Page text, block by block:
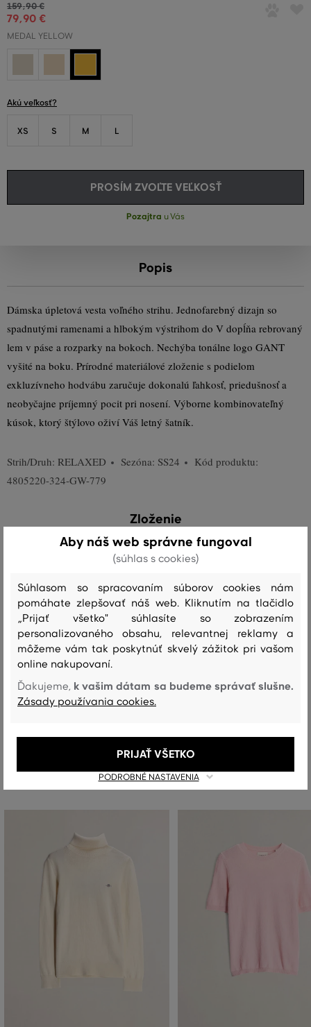
159,90 €
79,90 €
MEDAL YELLOW
Akú veľkosť?
XS S M L
PROSÍM ZVOĽTE VEĽKOSŤ
Pozajtra u Vás
Popis
Dámska úpletová vesta voľného strihu. Jednofarebný dizajn so
spadnutými ramenami a hlbokým výstrihom do V dopĺňa rebrovaný
lem v páse a rozparky na bokoch. Nechýba tonálne logo GANT
vyšité na boku. Prírodné materiálové zloženie s podielom
exkluzívneho hodvábu zaručuje dokonalú ľahkosť, priedušnosť a
neobyčajne príjemný pocit pri nosení. Výborne kombinovateľný
kúsok, ktorý štýlovo oživí Váš letný šatník.
Strih/Druh: RELAXED Sezóna: SS24
Kód produktu:
4805220-324-GW-779
Zloženie
ĽAN
60 % 30 %
HODVÁB
10 %
Starostlivosť
BIELENIE
Odporúčané produkty
Aby náš web správne fungoval
(súhlas s cookies)
Súhlasom so spracovaním súborov cookies nám
pomáhate zlepšovať náš web. Kliknutím na tlačidlo
„Prijať všetko" súhlasíte so zobrazením
personalizovaného obsahu, relevantnej reklamy a
môžeme vám tak poskytnúť skvelý zážitok pri vašom
online nakupovaní.
Ďakujeme, k vašim dátam sa budeme správať slušne.
Zásady používania cookies.
PODROBNÉ NASTAVENIA
PRIJAŤ VŠETKO